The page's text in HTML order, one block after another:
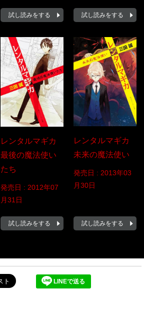
試し読みをする 試し読みをする
レンタルマギカ
最後の魔法使い
たち
発売日 : 2012年07
月31日
試し読みをする
レンタルマギカ
未来の魔法使い
発売日 : 2013年03
月30日
試し読みをする
LINEで送る